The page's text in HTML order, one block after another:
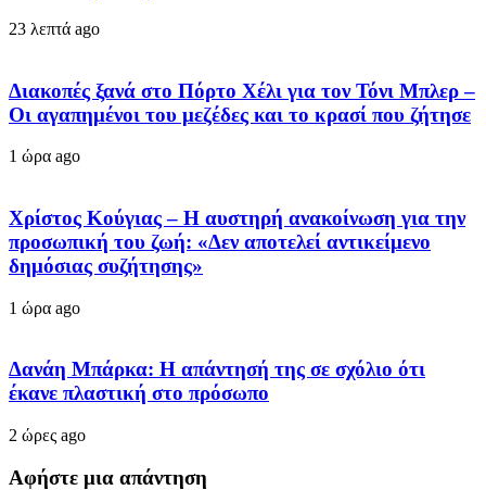
23 λεπτά ago
Διακοπές ξανά στο Πόρτο Χέλι για τον Τόνι Μπλερ –
Οι αγαπημένοι του μεζέδες και το κρασί που ζήτησε
1 ώρα ago
Χρίστος Κούγιας – Η αυστηρή ανακοίνωση για την
προσωπική του ζωή: «Δεν αποτελεί αντικείμενο
δημόσιας συζήτησης»
1 ώρα ago
Δανάη Μπάρκα: Η απάντησή της σε σχόλιο ότι
έκανε πλαστική στο πρόσωπο
2 ώρες ago
Αφήστε μια απάντηση